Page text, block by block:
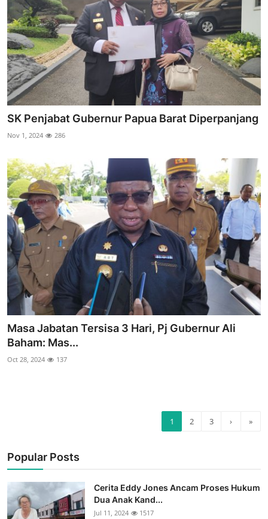
SK Penjabat Gubernur Papua Barat Diperpanjang
Nov 1, 2024 286
Masa Jabatan Tersisa 3 Hari, Pj Gubernur Ali
Baham: Mas...
Oct 28, 2024 137
1 2 3 › »
Popular Posts
Cerita Eddy Jones Ancam Proses Hukum
Dua Anak Kand...
Jul 11, 2024 1517